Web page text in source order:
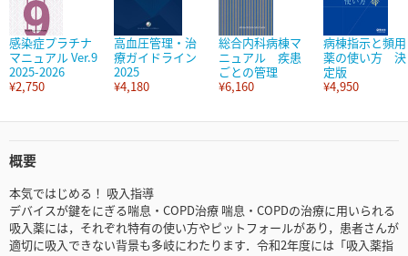
感染症プラチナ
マニュアル Ver.9
2025-2026
¥2,750
高血圧管理・治
療ガイドライン
2025
¥4,180
総合内科病棟マ
ニュアル 疾患
ごとの管理
¥6,160
病棟指示と頻用
薬の使い方 決
定版
¥4,950
概要
本気ではじめる！ 吸入指導
デバイスが鍵をにぎる喘息・COPD治療 喘息・COPDの治療に用いられる
吸入薬には，それぞれ特有の使い方やピットフォールがあり，患者さんが
適切に吸入できない背景も多岐にわたります．令和2年度には「吸入薬指